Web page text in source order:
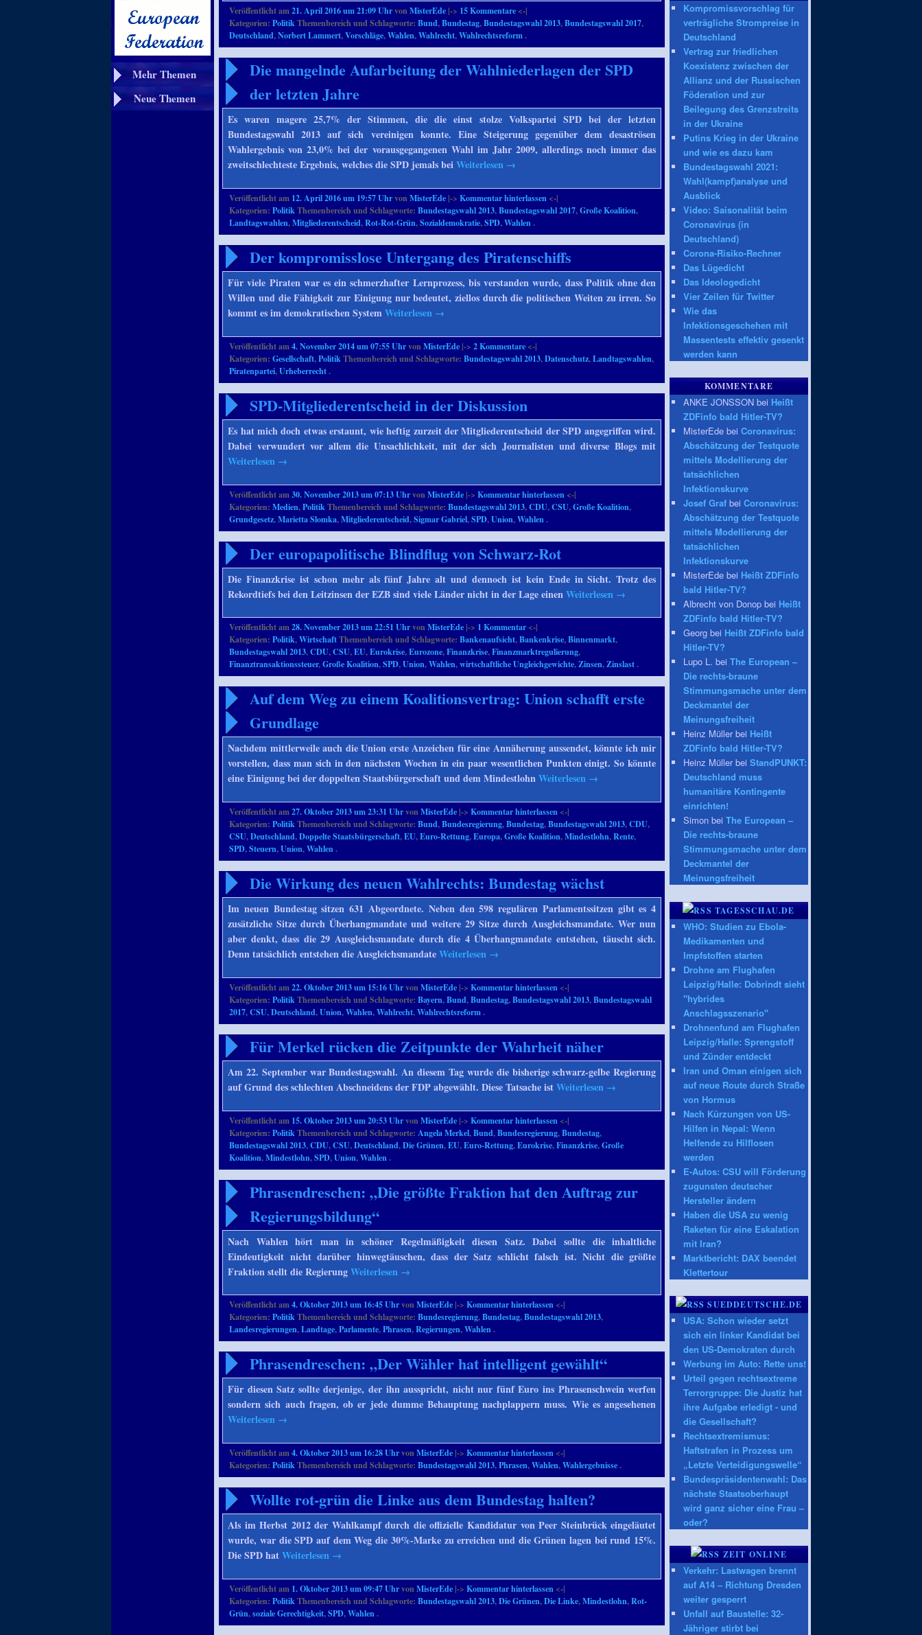
Mehr Themen
Neue Themen
Veröffentlicht am21. April 2016 um 21:09 UhrvonMisterEde |-> 15Kommentare <-|
Kategorien:PolitikThemenbereich und Schlagworte:Bund,Bundestag,Bundestagswahl 2013,Bundestagswahl 2017,
Deutschland,Norbert Lammert,Vorschläge,Wahlen,Wahlrecht,Wahlrechtsreform.
Die mangelnde Aufarbeitung der Wahlniederlagen der SPD
der letzten Jahre
Es waren magere 25,7% der Stimmen, die die einst stolze Volkspartei SPD bei der letzten
Bundestagswahl 2013 auf sich vereinigen konnte. Eine Steigerung gegenüber dem desaströsen
Wahlergebnis von 23,0% bei der vorausgegangenen Wahl im Jahr 2009, allerdings noch immer das
zweitschlechteste Ergebnis, welches die SPD jemals beiWeiterlesen →
Veröffentlicht am 12. April 2016 um 19:57 UhrvonMisterEde |->Kommentar hinterlassen <-|
Kategorien:PolitikThemenbereich und Schlagworte:Bundestagswahl 2013,Bundestagswahl 2017,Große Koalition,
Landtagswahlen,Mitgliederentscheid,Rot-Rot-Grün,Sozialdemokratie,SPD,Wahlen.
Der kompromisslose Untergang des Piratenschiffs
Für viele Piraten war es ein schmerzhafter Lernprozess, bis verstanden wurde, dass Politik ohne den
Willen und die Fähigkeit zur Einigung nur bedeutet, ziellos durch die politischen Weiten zu irren. So
kommt es im demokratischen SystemWeiterlesen →
Veröffentlicht am4. November 2014 um 07:55 UhrvonMisterEde |->2Kommentare <-|
Kategorien:Gesellschaft,PolitikThemenbereich und Schlagworte:Bundestagswahl 2013,Datenschutz,Landtagswahlen,
Piratenpartei,Urheberrecht.
SPD-Mitgliederentscheid in der Diskussion
Es hat mich doch etwas erstaunt, wie heftig zurzeit der Mitgliederentscheid der SPD angegriffen wird.
Dabei verwundert vor allem die Unsachlichkeit, mit der sich Journalisten und diverse Blogs mit
Weiterlesen →
Veröffentlicht am30. November 2013 um 07:13 UhrvonMisterEde |->Kommentar hinterlassen <-|
Kategorien:Medien,PolitikThemenbereich und Schlagworte:Bundestagswahl 2013,CDU,CSU,Große Koalition,
Grundgesetz,Marietta Slomka,Mitgliederentscheid,Sigmar Gabriel,SPD,Union,Wahlen.
Der europapolitische Blindflug von Schwarz-Rot
Die Finanzkrise ist schon mehr als fünf Jahre alt und dennoch ist kein Ende in Sicht. Trotz des
Rekordtiefs bei den Leitzinsen der EZB sind viele Länder nicht in der Lage einenWeiterlesen →
Veröffentlicht am28. November 2013 um 22:51 UhrvonMisterEde |-> 1 Kommentar <-|
Kategorien:Politik,WirtschaftThemenbereich und Schlagworte:Bankenaufsicht,Bankenkrise,Binnenmarkt,
Bundestagswahl 2013,CDU,CSU,EU,Eurokrise,Eurozone,Finanzkrise,Finanzmarktregulierung,
Finanztransaktionssteuer,Große Koalition,SPD,Union,Wahlen,wirtschaftliche Ungleichgewichte,Zinsen,Zinslast.
Auf dem Weg zu einem Koalitionsvertrag: Union schafft erste
Grundlage
Nachdem mittlerweile auch die Union erste Anzeichen für eine Annäherung aussendet, könnte ich mir
vorstellen, dass man sich in den nächsten Wochen in ein paar wesentlichen Punkten einigt. So könnte
eine Einigung bei der doppelten Staatsbürgerschaft und dem MindestlohnWeiterlesen →
Veröffentlicht am27. Oktober 2013 um 23:31 UhrvonMisterEde |->Kommentar hinterlassen <-|
Kategorien:PolitikThemenbereich und Schlagworte:Bund,Bundesregierung,Bundestag,Bundestagswahl 2013,CDU,
CSU,Deutschland,Doppelte Staatsbürgerschaft,EU,Euro-Rettung,Europa,Große Koalition,Mindestlohn,Rente,
SPD,Steuern,Union,Wahlen.
Die Wirkung des neuen Wahlrechts: Bundestag wächst
Im neuen Bundestag sitzen 631 Abgeordnete. Neben den 598 regulären Parlamentssitzen gibt es 4
zusätzliche Sitze durch Überhangmandate und weitere 29 Sitze durch Ausgleichsmandate. Wer nun
aber denkt, dass die 29 Ausgleichsmandate durch die 4 Überhangmandate entstehen, täuscht sich.
Denn tatsächlich entstehen die AusgleichsmandateWeiterlesen →
Veröffentlicht am22. Oktober 2013 um 15:16 UhrvonMisterEde |->Kommentar hinterlassen <-|
Kategorien:PolitikThemenbereich und Schlagworte:Bayern,Bund,Bundestag,Bundestagswahl 2013,Bundestagswahl
2017,CSU,Deutschland,Union,Wahlen,Wahlrecht,Wahlrechtsreform.
Für Merkel rücken die Zeitpunkte der Wahrheit näher
Am 22. September war Bundestagswahl. An diesem Tag wurde die bisherige schwarz-gelbe Regierung
auf Grund des schlechten Abschneidens der FDP abgewählt. Diese Tatsache istWeiterlesen →
Veröffentlicht am 15. Oktober 2013 um 20:53 UhrvonMisterEde |->Kommentar hinterlassen <-|
Kategorien:PolitikThemenbereich und Schlagworte:Angela Merkel,Bund,Bundesregierung,Bundestag,
Bundestagswahl 2013,CDU,CSU,Deutschland,Die Grünen,EU,Euro-Rettung,Eurokrise,Finanzkrise,Große
Koalition,Mindestlohn,SPD,Union,Wahlen.
Phrasendreschen: „Die größte Fraktion hat den Auftrag zur
Regierungsbildung“
Nach Wahlen hört man in schöner Regelmäßigkeit diesen Satz. Dabei sollte die inhaltliche
Eindeutigkeit nicht darüber hinwegtäuschen, dass der Satz schlicht falsch ist. Nicht die größte
Fraktion stellt die RegierungWeiterlesen →
Veröffentlicht am4. Oktober 2013 um 16:45 UhrvonMisterEde |->Kommentar hinterlassen <-|
Kategorien:PolitikThemenbereich und Schlagworte:Bundesregierung,Bundestag,Bundestagswahl 2013,
Landesregierungen,Landtage,Parlamente,Phrasen,Regierungen,Wahlen.
Phrasendreschen: „Der Wähler hat intelligent gewählt“
Für diesen Satz sollte derjenige, der ihn ausspricht, nicht nur fünf Euro ins Phrasenschwein werfen
sondern sich auch fragen, ob er jede dumme Behauptung nachplappern muss. Wie es angesehenen
Weiterlesen →
Veröffentlicht am4. Oktober 2013 um 16:28 UhrvonMisterEde |->Kommentar hinterlassen <-|
Kategorien:PolitikThemenbereich und Schlagworte:Bundestagswahl 2013,Phrasen,Wahlen,Wahlergebnisse.
Wollte rot-grün die Linke aus dem Bundestag halten?
Als im Herbst 2012 der Wahlkampf durch die offizielle Kandidatur von Peer Steinbrück eingeläutet
wurde, war die SPD auf dem Weg die 30%-Marke zu erreichen und die Grünen lagen bei rund 15%.
Die SPD hatWeiterlesen →
Veröffentlicht am 1. Oktober 2013 um 09:47 UhrvonMisterEde |->Kommentar hinterlassen <-|
Kategorien:PolitikThemenbereich und Schlagworte:Bundestagswahl 2013,Die Grünen,Die Linke,Mindestlohn,Rot-
Grün,soziale Gerechtigkeit,SPD,Wahlen.
Kompromissvorschlag für
verträgliche Strompreise in
Deutschland
Vertrag zur friedlichen
Koexistenz zwischen der
Allianz und der Russischen
Föderation und zur
Beilegung des Grenzstreits
in der Ukraine
Putins Krieg in der Ukraine
und wie es dazu kam
Bundestagswahl 2021:
Wahl(kampf)analyse und
Ausblick
Video: Saisonalität beim
Coronavirus (in
Deutschland)
Corona-Risiko-Rechner
Das Lügedicht
Das Ideologedicht
Vier Zeilen für Twitter
Wie das
Infektionsgeschehen mit
Massentests effektiv gesenkt
werden kann
KOMMENTARE
ANKE JONSSON bei Heißt
ZDFinfo bald Hitler-TV?
MisterEde bei Coronavirus:
Abschätzung der Testquote
mittels Modellierung der
tatsächlichen
Infektionskurve
Josef Graf bei Coronavirus:
Abschätzung der Testquote
mittels Modellierung der
tatsächlichen
Infektionskurve
MisterEde bei Heißt ZDFinfo
bald Hitler-TV?
Albrecht von Donop bei Heißt
ZDFinfo bald Hitler-TV?
Georg bei Heißt ZDFinfo bald
Hitler-TV?
Lupo L. bei The European –
Die rechts-braune
Stimmungsmache unter dem
Deckmantel der
Meinungsfreiheit
Heinz Müller bei Heißt
ZDFinfo bald Hitler-TV?
Heinz Müller bei StandPUNKT:
Deutschland muss
humanitäre Kontingente
einrichten!
Simon bei The European –
Die rechts-braune
Stimmungsmache unter dem
Deckmantel der
Meinungsfreiheit
TAGESSCHAU.DE
WHO: Studien zu Ebola-
Medikamenten und
Impfstoffen starten
Drohne am Flughafen
Leipzig/Halle: Dobrindt sieht
"hybrides
Anschlagsszenario"
Drohnenfund am Flughafen
Leipzig/Halle: Sprengstoff
und Zünder entdeckt
Iran und Oman einigen sich
auf neue Route durch Straße
von Hormus
Nach Kürzungen von US-
Hilfen in Nepal: Wenn
Helfende zu Hilflosen
werden
E-Autos: CSU will Förderung
zugunsten deutscher
Hersteller ändern
Haben die USA zu wenig
Raketen für eine Eskalation
mit Iran?
Marktbericht: DAX beendet
Klettertour
SUEDDEUTSCHE.DE
USA: Schon wieder setzt
sich ein linker Kandidat bei
den US-Demokraten durch
Werbung im Auto: Rette uns!
Urteil gegen rechtsextreme
Terrorgruppe: Die Justiz hat
ihre Aufgabe erledigt - und
die Gesellschaft?
Rechtsextremismus:
Haftstrafen in Prozess um
„Letzte Verteidigungswelle“
Bundespräsidentenwahl: Das
nächste Staatsoberhaupt
wird ganz sicher eine Frau –
oder?
ZEIT ONLINE
Verkehr: Lastwagen brennt
auf A14 – Richtung Dresden
weiter gesperrt
Unfall auf Baustelle: 32-
Jähriger stirbt bei